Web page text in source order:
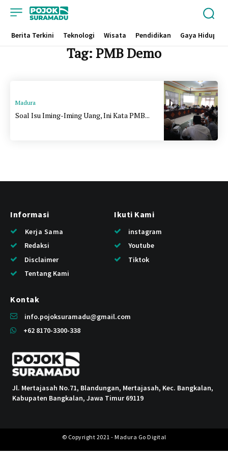
Berita Terkini Teknologi Wisata Pendidikan Gaya Hidup
Tag: PMB Demo
Madura
Soal Isu Iming-Iming Uang, Ini Kata PMB...
Informasi
Kerja Sama
Redaksi
Disclaimer
Tentang Kami
Ikuti Kami
instagram
Youtube
Tiktok
Kontak
info.pojoksuramadu@gmail.com
+62 8170-3300-338
Jl. Mertajasah No.71, Blandungan, Mertajasah, Kec. Bangkalan,
Kabupaten Bangkalan, Jawa Timur 69119
© Copyright 2021 - Madura Go Digital